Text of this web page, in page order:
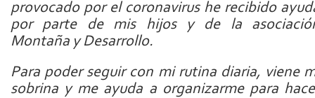
provocado por el coronavirus he recibido
por parte de mis hijos y de la
Montaña y Desarrollo.
Para poder seguir con mi rutina diaria, viene
sobrina y me ayuda a organizarme para